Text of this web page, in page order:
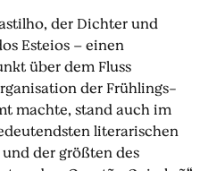
der Dichter und
Esteios – einen
über dem Fluss
der Frühlings-
machte, stand auch im
literarischen
der größten des